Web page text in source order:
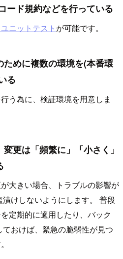
ード規約などを行っている
ニットテスト が可能です。
めに複数の環境を(本番環
る
う為に、検証環境を用意しま
更は「頻繁に」「小さく」
大きい場合、トラブルの影響が
けしないようにします。 普段
定期的に適用したり、バック
おけば、緊急の脆弱性が見つ